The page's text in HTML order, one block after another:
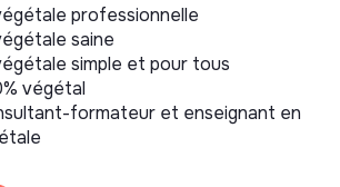
professionnelle
saine
simple et pour tous
végétal
formateur et enseignant en